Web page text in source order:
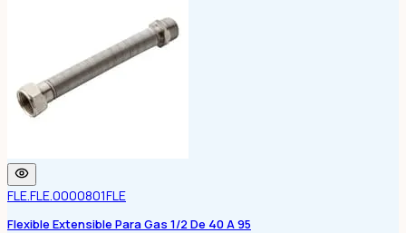
FLE.FLE.0000801FLE
Flexible Extensible Para Gas 1/2 De 40 A 95